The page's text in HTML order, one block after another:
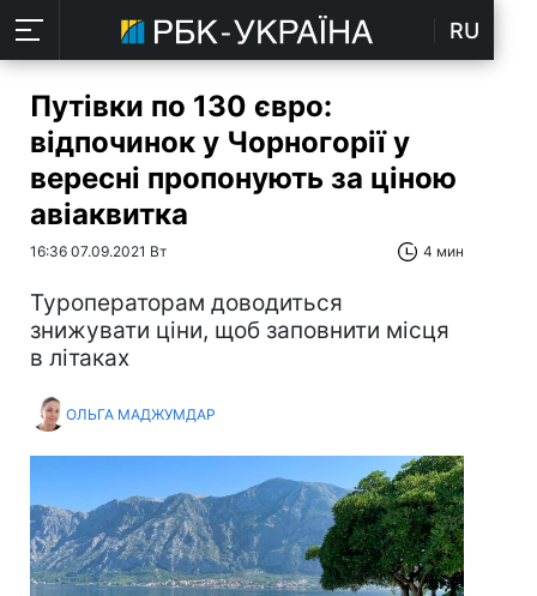
RU
Путівки по 130 євро:
відпочинок у Чорногорії у
вересні пропонують за ціною
авіаквитка
16:36 07.09.2021 Вт 4 мин
Туроператорам доводиться
знижувати ціни, щоб заповнити місця
в літаках
ОЛЬГА МАДЖУМДАР